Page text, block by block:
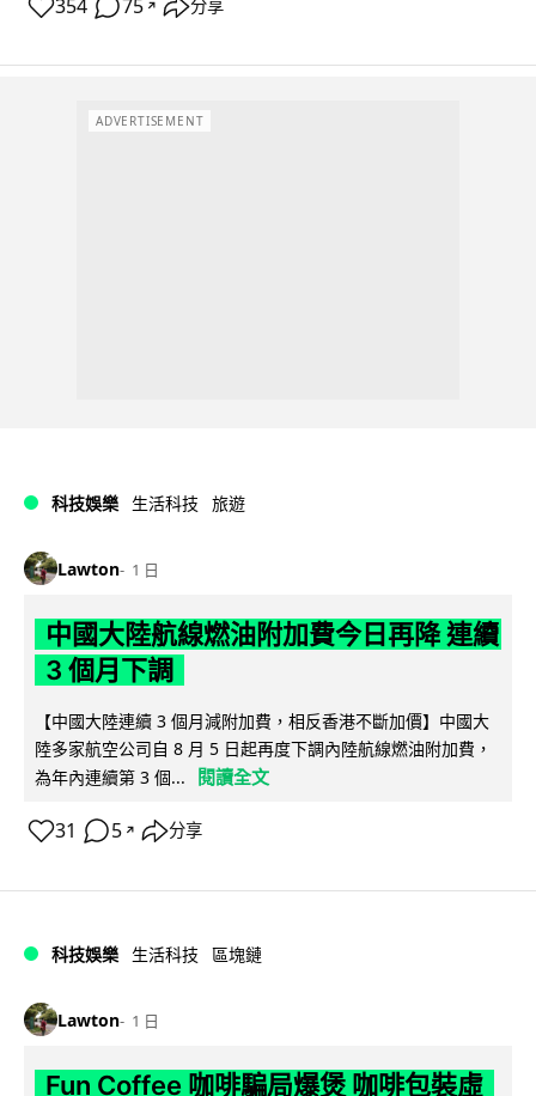
354 75 ↗ 分享
ADVERTISEMENT
科技娛樂 生活科技 旅遊
Lawton 1 日
中國大陸航線燃油附加費今日再降 連續
3 個月下調
【中國大陸連續 3 個月減附加費，相反香港不斷加價】中國大
陸多家航空公司自 8 月 5 日起再度下調內陸航線燃油附加費，
為年內連續第 3 個...
閱讀全文
31 5 ↗ 分享
科技娛樂 生活科技 區塊鏈
Lawton 1 日
Fun Coffee 咖啡騙局爆煲 咖啡包裝虛